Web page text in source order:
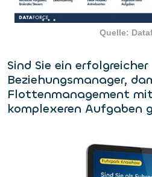
Quelle:
Sind Sie ein erfolgreicher
Beziehungsmanager,
Flottenmanagement
komplexeren